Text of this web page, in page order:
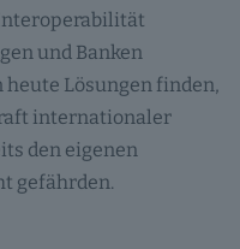
und Banken
heute Lösungen finden,
internationaler
den eigenen
gefährden.